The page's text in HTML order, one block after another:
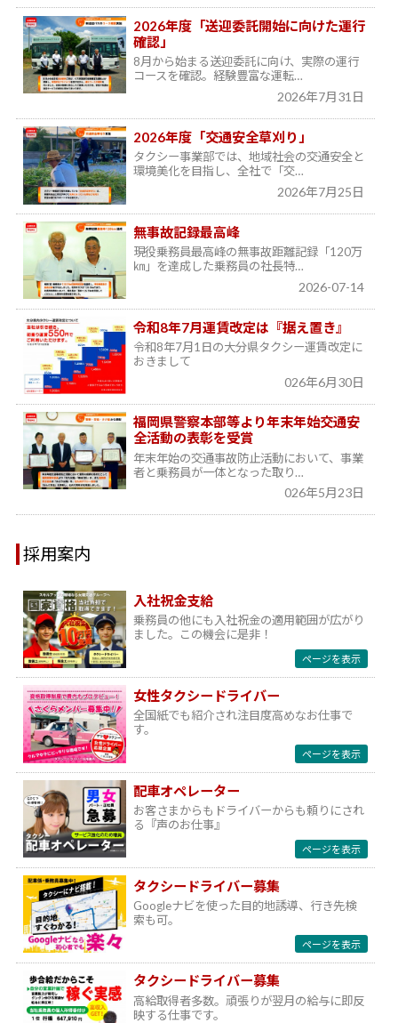
2026年度「送迎委託開始に向けた運行
確認」
8月から始まる送迎委託に向け、実際の運行
コースを確認。経験豊富な運転…
2026年7月31日
2026年度「交通安全草刈り」
タクシー事業部では、地域社会の交通安全と
環境美化を目指し、全社で「交…
2026年7月25日
無事故記録最高峰
現役乗務員最高峰の無事故距離記録「120万
㎞」を達成した乗務員の社長特…
2026-07-14
令和8年7月運賃改定は『据え置き』
令和8年7月1日の大分県タクシー運賃改定に
おきまして
026年6月30日
福岡県警察本部等より年末年始交通安
全活動の表彰を受賞
年末年始の交通事故防止活動において、事業
者と乗務員が一体となった取り…
026年5月23日
採用案内
入社祝金支給
乗務員の他にも入社祝金の適用範囲が広がり
ました。この機会に是非！
ページを表示
女性タクシードライバー
全国紙でも紹介され注目度高めなお仕事で
す。
ページを表示
配車オペレーター
お客さまからもドライバーからも頼りにされ
る『声のお仕事』
ページを表示
タクシードライバー募集
Googleナビを使った目的地誘導、行き先検
索も可。
ページを表示
タクシードライバー募集
高給取得者多数。頑張りが翌月の給与に即反
映する仕事です。